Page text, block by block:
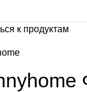
к продуктам